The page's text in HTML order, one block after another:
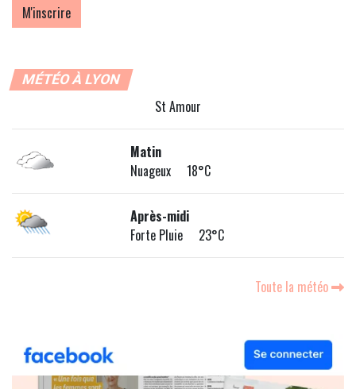
MÉTÉO À LYON
St Amour
Matin
Nuageux 18°C
Après-midi
Forte Pluie 23°C
Toute la météo